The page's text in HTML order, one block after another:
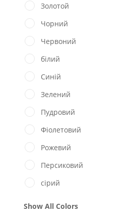
Золотой
Чорний
Червоний
білий
Синій
Зелений
Пудровий
Фіолетовий
Рожевий
Персиковий
сірий
Show All Colors